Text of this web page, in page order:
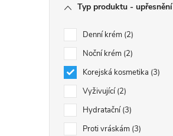
Typ produktu - upřesnění
Denní krém 2
Noční krém 2
Korejská kosmetika 3
Vyživující 2
Hydratační 3
Proti vráskám 3